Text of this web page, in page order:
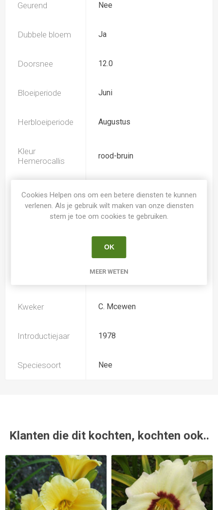
Geurend Nee
Dubbele bloem Ja
Doorsnee 12.0
Bloeiperiode Juni
Herbloeiperiode Augustus
Kleur
Hemerocallis
rood-bruin
Spider
Bladverliezend
Hemerocallis
Kweker C. Mcewen
Introductiejaar 1978
Speciesoort Nee
Klanten die dit kochten, kochten ook..
Cookies Helpen ons om een betere diensten te kunnen
verlenen. Als je gebruik wilt maken van onze diensten
stem je toe om cookies te gebruiken.
OK
MEER WETEN